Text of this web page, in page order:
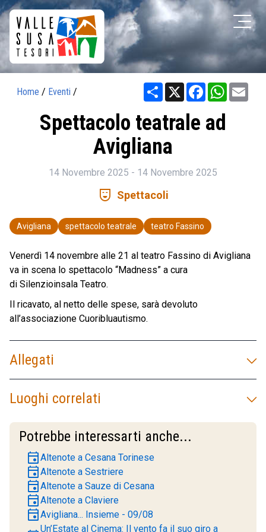
Home / Eventi / Share X Facebook
Spettacolo teatrale ad
Avigliana
14 Novembre 2025 - 14 Novembre 2025
comedy_mask Spettacoli
Avigliana spettacolo teatrale teatro Fassino
Venerdì 14 novembre alle 21 al teatro Fassino di Avigliana
va in scena lo spettacolo “Madness” a cura
di Silenzioinsala Teatro.
Il ricavato, al netto delle spese, sarà devoluto
all’associazione Cuoribluautismo.
Allegati
Luoghi correlati
Potrebbe interessarti anche...
eventAltenote a Cesana Torinese
eventAltenote a Sestriere
eventAltenote a Sauze di Cesana
eventAltenote a Claviere
eventAvigliana... Insieme - 09/08
Un’Estate al Cinema: Il vento fa il suo giro a